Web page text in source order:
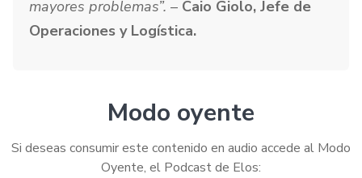
mayores problemas”. – Caio Giolo, Jefe de
Operaciones y Logística.
Modo oyente
Si deseas consumir este contenido en audio accede al Modo
Oyente, el Podcast de Elos: